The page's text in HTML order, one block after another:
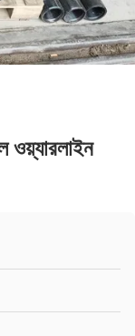
ওয়্যারলাইন